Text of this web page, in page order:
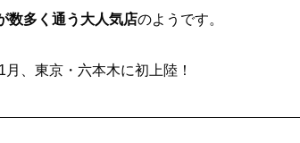
数多く通う大人気店のようです。
、東京・六本木に初上陸！